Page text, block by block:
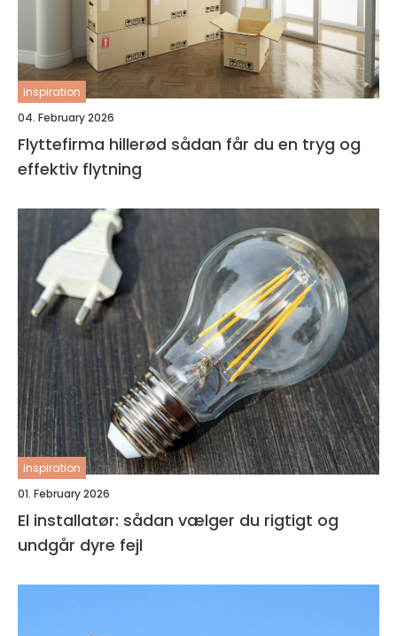
inspiration
04. February 2026
Flyttefirma hillerød sådan får du en tryg og
effektiv flytning
inspiration
01. February 2026
El installatør: sådan vælger du rigtigt og
undgår dyre fejl